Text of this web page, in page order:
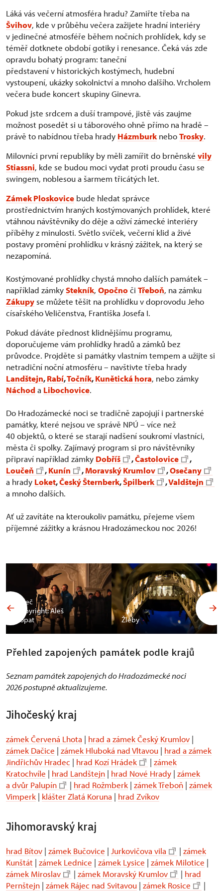
Láká vás večerní atmosféra hradu? Zamiřte třeba na
Švihov, kde v průběhu večera zažijete hradní interiéry
v jedinečné atmosféře během nočních prohlídek, kdy se
téměř dotknete období gotiky i renesance. Čeká vás zde
opravdu bohatý program: taneční
představení v historických kostýmech, hudební
vystoupení, ukázky sokolnictví a mnoho dalšího. Vrcholem
večera bude koncert skupiny Ginevra.
Pokud jste srdcem a duší trampové, jistě vás zaujme
možnost posedět si u táborového ohně přímo na hradě –
právě to nabídnou třeba hrady Házmburk neboTrosky.
Milovníci první republiky by měli zamířit do brněnské vily
Stiassni, kde se budou moci vydat proti proudu času se
swingem, noblesou a šarmem třicátých let.
Zámek Ploskovice bude hledat správce
prostřednictvím hraných kostýmovaných prohlídek, které
vtáhnou návštěvníky do děje a oživí zámecké interiéry
příběhy z minulosti. Světlo svíček, večerní klid a živé
postavy promění prohlídku v krásný zážitek, na který se
nezapomíná.
Kostýmované prohlídky chystá mnoho dalších památek –
například zámkyStekník, Opočnoči Třeboň, na zámku
Zákupy se můžete těšit na prohlídku v doprovodu Jeho
císařského Veličenstva, Františka Josefa I.
Pokud dáváte přednost klidnějšímu programu,
doporučujeme vám prohlídky hradů a zámků bez
průvodce. Projděte si památky vlastním tempem a užijte si
netradiční noční atmosféru – navštivte třeba hrady
Landštejn,Rabí,Točník,Kunětická hora, nebo zámky
Náchoda Libochovice.
Do Hradozámecké noci se tradičně zapojují i partnerské
památky, které nejsou ve správě NPÚ – více než
40 objektů, o které se starají nadšení soukromí vlastníci,
města či spolky. Zajímavý program si pro návštěvníky
připraví například zámky Dobříš ,Častolovice
,
Loučeň
,Kunín ,Moravský Krumlov ,Osečany
a hrady Loket,Český Šternberk,Špilberk ,Valdštejn
a mnoho dalších.
Ať už zavítáte na kteroukoliv památku, přejeme všem
příjemné zážitky a krásnou Hradozámeckou noc 2026!
Valeč
Copyright: Aleš
Vopat
Žleby
Přehled zapojených památek podle krajů
Seznam památek zapojených do Hradozámecké noci
2026 postupně aktualizujeme.
Jihočeský kraj
zámek Červená Lhota | hrad a zámek Český Krumlov |
zámek Dačice | zámek Hluboká nad Vltavou | hrad a zámek
Jindřichův Hradec | hrad Kozí Hrádek | zámek
Kratochvíle | hrad Landštejn | hrad Nové Hrady | zámek
a dvůr Palupín
| hrad Rožmberk | zámek Třeboň | zámek
Vimperk | klášter Zlatá Koruna | hrad Zvíkov
Jihomoravský kraj
hrad Bítov | zámek Bučovice | Jurkovičova vila | zámek
Kunštát | zámek Lednice | zámek Lysice | zámek Milotice |
zámek Miroslav
| zámek Moravský Krumlov | hrad
Pernštejn | zámek Rájec nad Svitavou | zámek Rosice |